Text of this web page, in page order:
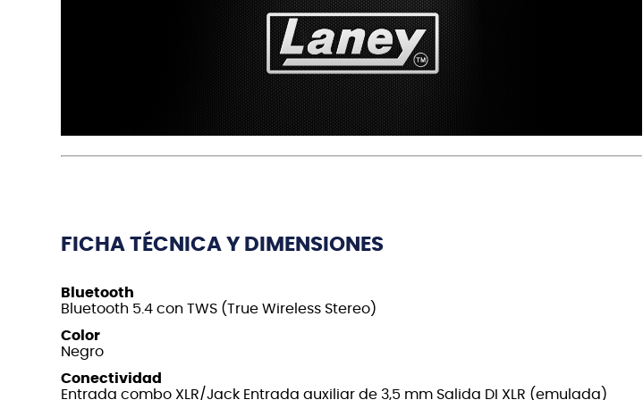
FICHA TÉCNICA Y DIMENSIONES
Bluetooth
Bluetooth 5.4 con TWS (True Wireless Stereo)
Color
Negro
Conectividad
Entrada combo XLR/Jack Entrada auxiliar de 3,5 mm Salida DI XLR (emulada)